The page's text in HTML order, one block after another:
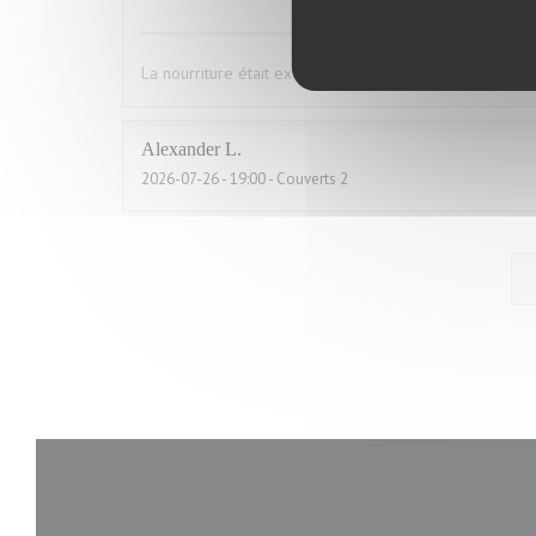
La nourriture était excises mes convives se sont
Alexander L
2026-07-26- 19:00 - Couverts 2